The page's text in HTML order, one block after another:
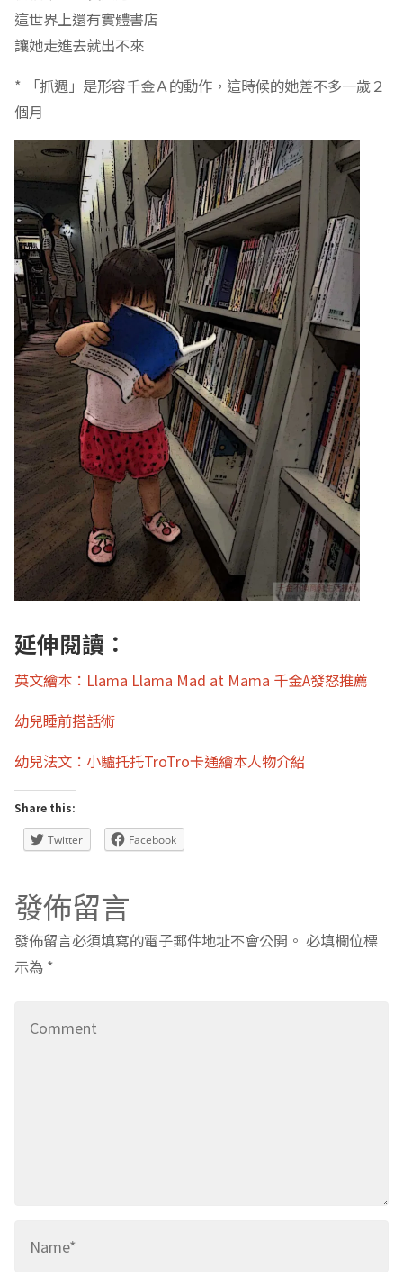
這世界上還有實體書店
讓她走進去就出不來
* 「抓週」是形容千金Ａ的動作，這時候的她差不多一歲２
個月
延伸閱讀：
英文繪本：Llama Llama Mad at Mama 千金A發怒推薦
幼兒睡前搭話術
幼兒法文：小驢托托TroTro卡通繪本人物介紹
Share this:
Twitter Facebook
發佈留言
發佈留言必須填寫的電子郵件地址不會公開。 必填欄位標
示為 *